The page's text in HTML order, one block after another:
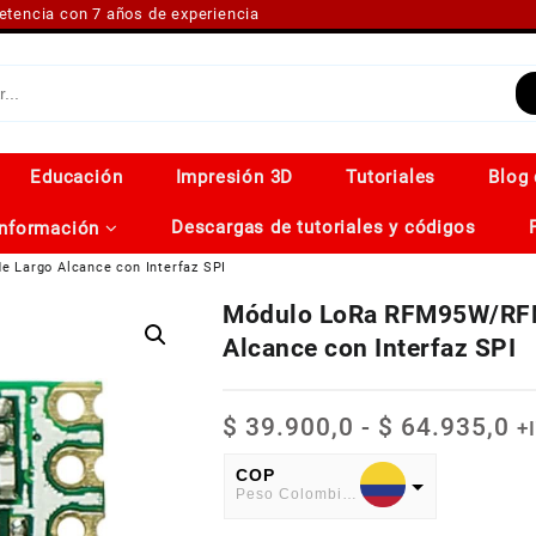
con 7 años de experiencia
Educación Impresión 3D Tutoriales Blog
Descargas de tutoriales y códigos
Largo Alcance con Interfaz SPI
Módulo LoRa RFM95W/
Alcance con Interfaz SPI
$ 39.900,0 - $ 64.935,0
COP
Peso Colombiano